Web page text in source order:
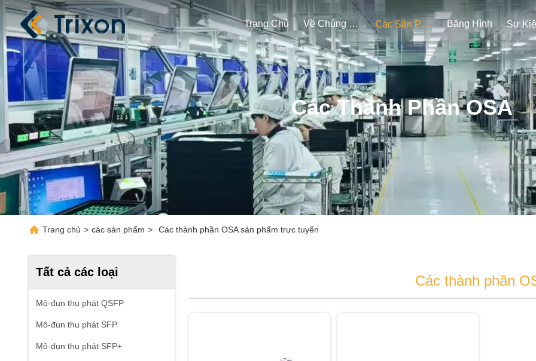
Trang Chủ Về Chúng Tôi Các Sản Phẩm Băng Hình Sự
Các Thành Phần OSA
Trang chủ > các sản phẩm > Các thành phần OSA sản phẩm trực tuyến
Tất cả các loại
Mô-đun thu phát QSFP
Mô-đun thu phát SFP
Mô-đun thu phát SFP+
Các thành phần